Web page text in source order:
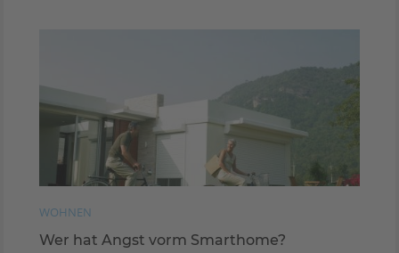
WOHNEN
Wer hat Angst vorm Smarthome?